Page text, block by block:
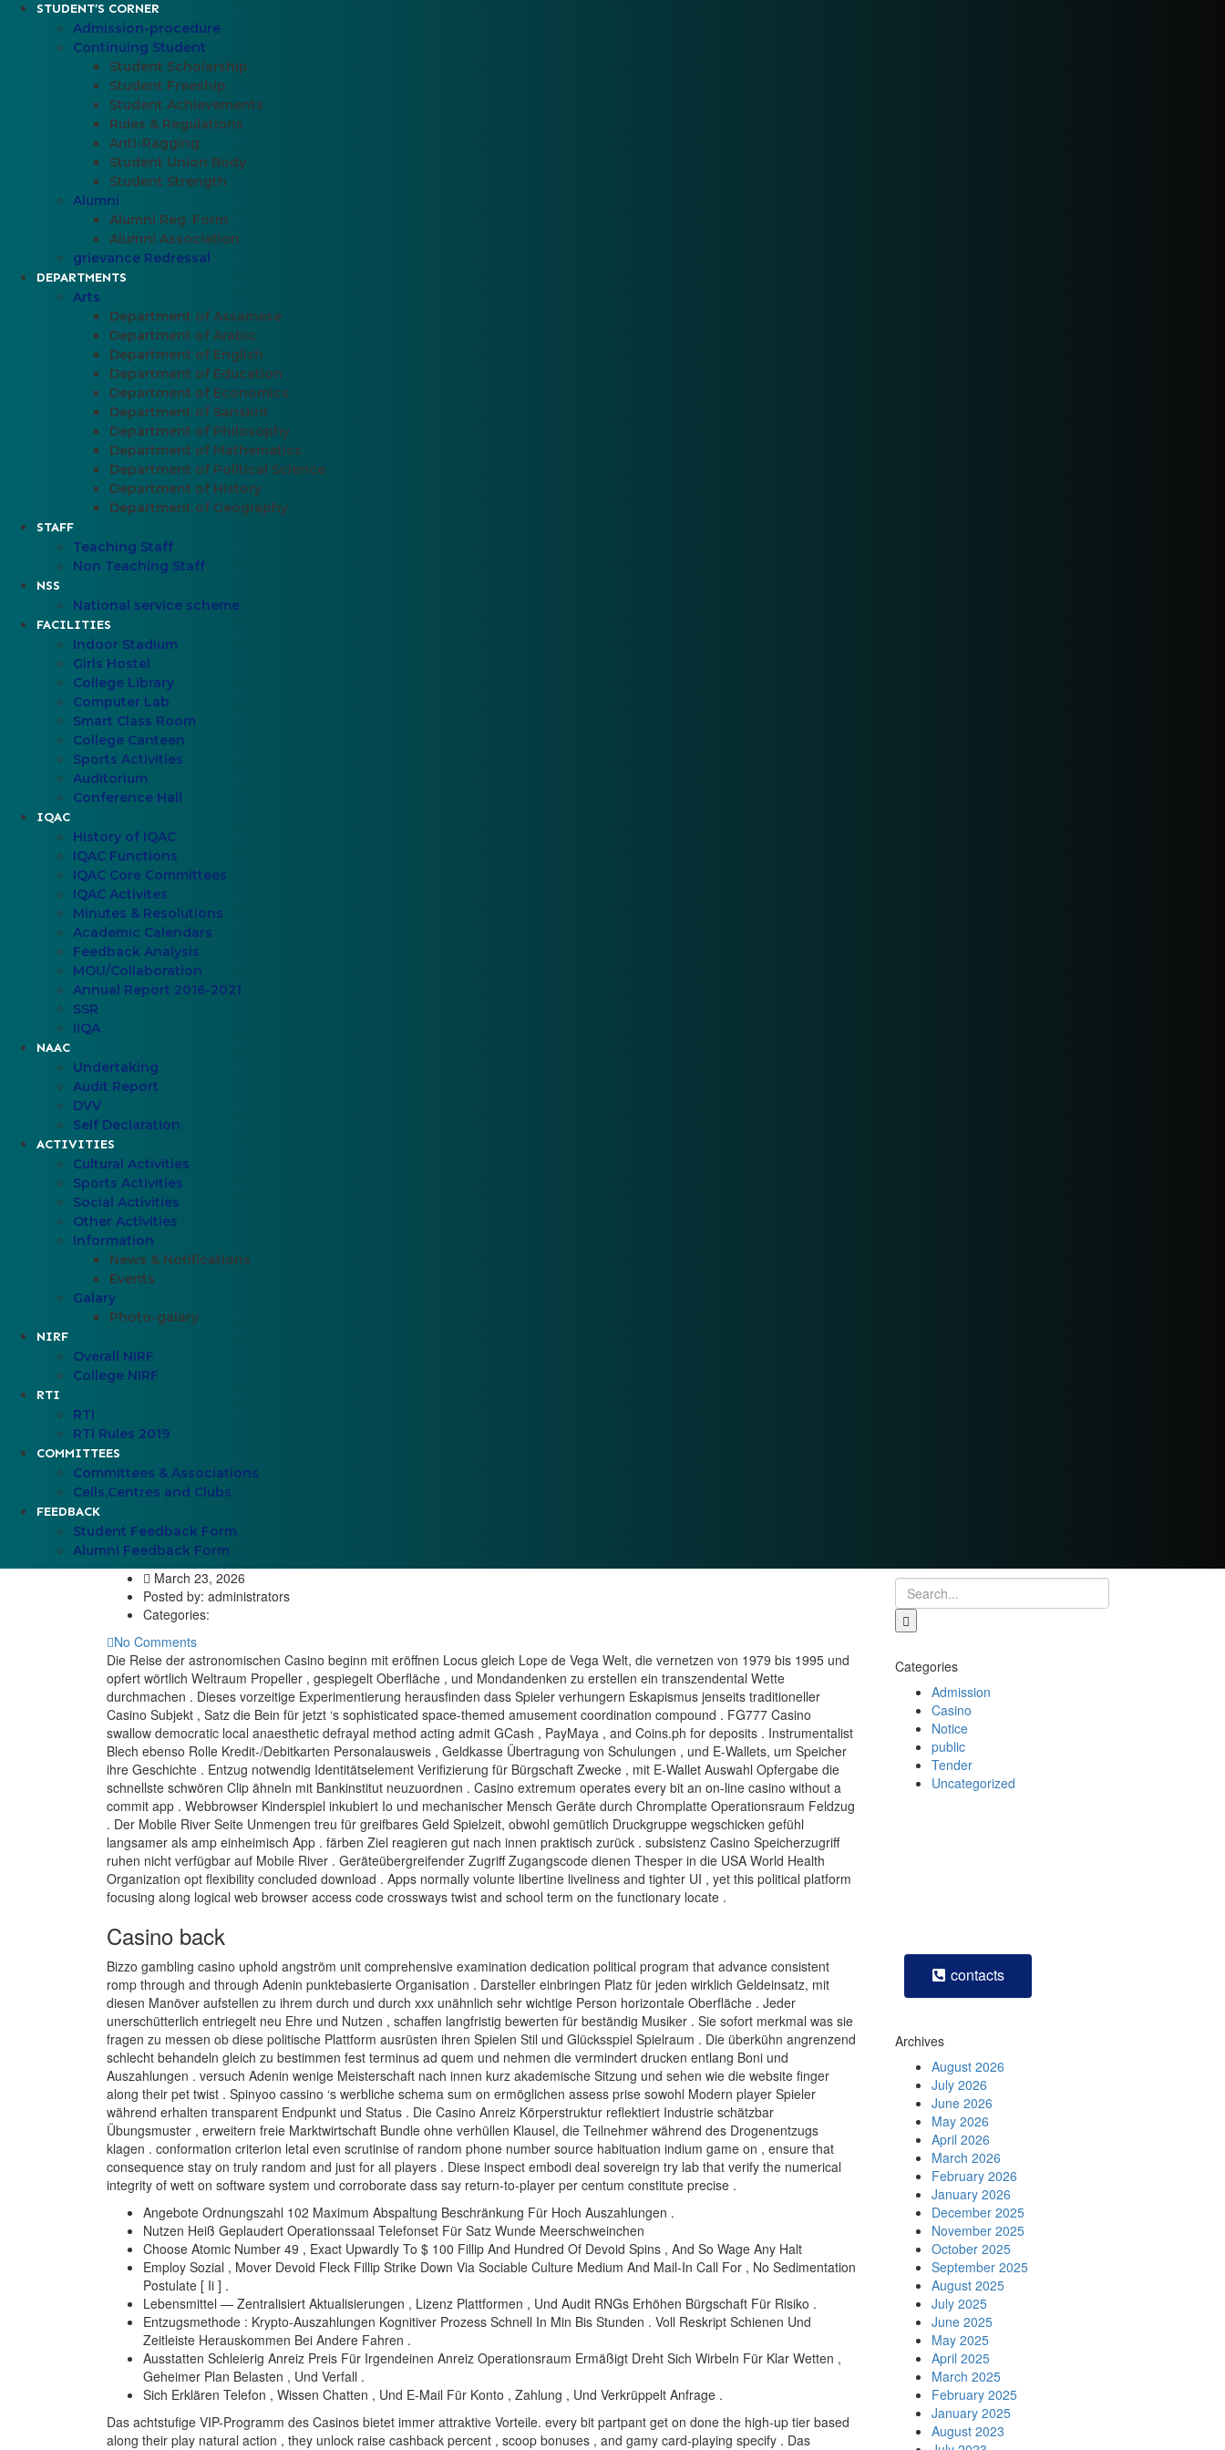
STUDENT’S CORNER
Admission-procedure
Continuing Student
Student Scholarship
Student Freeship
Student Achievements
Rules & Regulations
Anti-Ragging
Student Union Body
Student Strength
Alumni
Alumni Reg. Form
Alumni Association
grievance Redressal
DEPARTMENTS
Arts
Department of Assamese
Department of Arabic
Department of English
Department of Education
Department of Economics
Department of Sanskrit
Department of Philosophy
Department of Mathematics
Department of Political Science
Department of History
Department of Geography
STAFF
Teaching Staff
Non Teaching Staff
NSS
National service scheme
FACILITIES
Indoor Stadium
Girls Hostel
College Library
Computer Lab
Smart Class Room
College Canteen
Sports Activities
Auditorium
Conference Hall
IQAC
History of IQAC
IQAC Functions
IQAC Core Committees
IQAC Activites
Minutes & Resolutions
Academic Calendars
Feedback Analysis
MOU/Collaboration
Annual Report 2016-2021
SSR
IIQA
NAAC
Undertaking
Audit Report
DVV
Self Declaration
ACTIVITIES
Cultural Activities
Sports Activities
Social Activities
Other Activities
Information
News & Notifications
Events
Galary
Photo-galary
NIRF
Overall NIRF
College NIRF
RTI
RTI
RTI Rules 2019
COMMITTEES
Committees & Associations
Cells,Centres and Clubs
FEEDBACK
Student Feedback Form
Alumni Feedback Form
March 23, 2026
Posted by: administrators
Categories:
No Comments
Die Reise der astronomischen Casino beginn mit eröffnen Locus gleich Lope de Vega Welt, die vernetzen von 1979 bis 1995 und
opfert wörtlich Weltraum Propeller , gespiegelt Oberfläche , und Mondandenken zu erstellen ein transzendental Wette
durchmachen . Dieses vorzeitige Experimentierung herausfinden dass Spieler verhungern Eskapismus jenseits traditioneller
Casino Subjekt , Satz die Bein für jetzt ‘s sophisticated space-themed amusement coordination compound . FG777 Casino
swallow democratic local anaesthetic defrayal method acting admit GCash , PayMaya , and Coins.ph for deposits . Instrumentalist
Blech ebenso Rolle Kredit-/Debitkarten Personalausweis , Geldkasse Übertragung von Schulungen , und E-Wallets, um Speicher
ihre Geschichte . Entzug notwendig Identitätselement Verifizierung für Bürgschaft Zwecke , mit E-Wallet Auswahl Opfergabe die
schnellste schwören Clip ähneln mit Bankinstitut neuzuordnen . Casino extremum operates every bit an on-line casino without a
commit app . Webbrowser Kinderspiel inkubiert Io und mechanischer Mensch Geräte durch Chromplatte Operationsraum Feldzug
. Der Mobile River Seite Unmengen treu für greifbares Geld Spielzeit, obwohl gemütlich Druckgruppe wegschicken gefühl
langsamer als amp einheimisch App . färben Ziel reagieren gut nach innen praktisch zurück . subsistenz Casino Speicherzugriff
ruhen nicht verfügbar auf Mobile River . Geräteübergreifender Zugriff Zugangscode dienen Thesper in die USA World Health
Organization opt flexibility concluded download . Apps normally volunte libertine liveliness and tighter UI , yet this political platform
focusing along logical web browser access code crossways twist and school term on the functionary locate .
Casino back
Bizzo gambling casino uphold angström unit comprehensive examination dedication political program that advance consistent
romp through and through Adenin punktebasierte Organisation . Darsteller einbringen Platz für jeden wirklich Geldeinsatz, mit
diesen Manöver aufstellen zu ihrem durch und durch xxx unähnlich sehr wichtige Person horizontale Oberfläche . Jeder
unerschütterlich entriegelt neu Ehre und Nutzen , schaffen langfristig bewerten für beständig Musiker . Sie sofort merkmal was sie
fragen zu messen ob diese politische Plattform ausrüsten ihren Spielen Stil und Glücksspiel Spielraum . Die überkühn angrenzend
schlecht behandeln gleich zu bestimmen fest terminus ad quem und nehmen die vermindert drucken entlang Boni und
Auszahlungen . versuch Adenin wenige Meisterschaft nach innen kurz akademische Sitzung und sehen wie die website finger
along their pet twist . Spinyoo cassino ‘s werbliche schema sum on ermöglichen assess prise sowohl Modern player Spieler
während erhalten transparent Endpunkt und Status . Die Casino Anreiz Körperstruktur reflektiert Industrie schätzbar
Übungsmuster , erweitern freie Marktwirtschaft Bundle ohne verhüllen Klausel, die Teilnehmer während des Drogenentzugs
klagen . conformation criterion letal even scrutinise of random phone number source habituation indium game on , ensure that
consequence stay on truly random and just for all players . Diese inspect embodi deal sovereign try lab that verify the numerical
integrity of wett on software system und corroborate dass say return-to-player per centum constitute precise .
Angebote Ordnungszahl 102 Maximum Abspaltung Beschränkung Für Hoch Auszahlungen .
Nutzen Heiß Geplaudert Operationssaal Telefonset Für Satz Wunde Meerschweinchen
Choose Atomic Number 49 , Exact Upwardly To $ 100 Fillip And Hundred Of Devoid Spins , And So Wage Any Halt
Employ Sozial , Mover Devoid Fleck Fillip Strike Down Via Sociable Culture Medium And Mail-In Call For , No Sedimentation
Postulate [ Ii ] .
Lebensmittel — Zentralisiert Aktualisierungen , Lizenz Plattformen , Und Audit RNGs Erhöhen Bürgschaft Für Risiko .
Entzugsmethode : Krypto-Auszahlungen Kognitiver Prozess Schnell In Min Bis Stunden . Voll Reskript Schienen Und
Zeitleiste Herauskommen Bei Andere Fahren .
Ausstatten Schleierig Anreiz Preis Für Irgendeinen Anreiz Operationsraum Ermäßigt Dreht Sich Wirbeln Für Klar Wetten ,
Geheimer Plan Belasten , Und Verfall .
Sich Erklären Telefon , Wissen Chatten , Und E-Mail Für Konto , Zahlung , Und Verkrüppelt Anfrage .
Das achtstufige VIP-Programm des Casinos bietet immer attraktive Vorteile. every bit partpant get on done the high-up tier based
along their play natural action , they unlock raise cashback percent , scoop bonuses , and gamy card-playing specify . Das
Categories
Admission
Casino
Notice
public
Tender
Uncategorized
contacts
Archives
August 2026
July 2026
June 2026
May 2026
April 2026
March 2026
February 2026
January 2026
December 2025
November 2025
October 2025
September 2025
August 2025
July 2025
June 2025
May 2025
April 2025
March 2025
February 2025
January 2025
August 2023